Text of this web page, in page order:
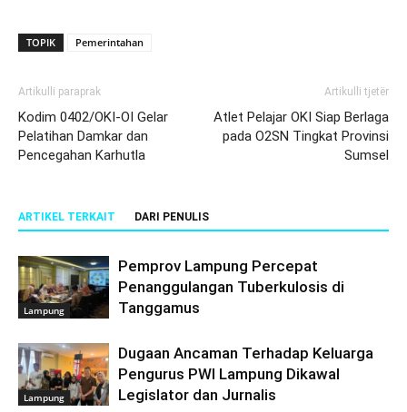
TOPIK Pemerintahan
Artikulli paraprak
Kodim 0402/OKI-OI Gelar
Pelatihan Damkar dan
Pencegahan Karhutla
Artikulli tjetër
Atlet Pelajar OKI Siap Berlaga
pada O2SN Tingkat Provinsi
Sumsel
ARTIKEL TERKAIT DARI PENULIS
Lampung
Pemprov Lampung Percepat
Penanggulangan Tuberkulosis di
Tanggamus
Lampung
Dugaan Ancaman Terhadap Keluarga
Pengurus PWI Lampung Dikawal
Legislator dan Jurnalis